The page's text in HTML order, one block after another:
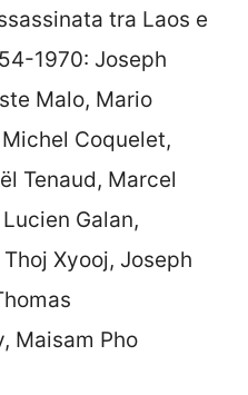
tra Laos e
1970: Joseph
Malo, Mario
Coquelet,
Tenaud, Marcel
Galan,
Xyooj, Joseph
Maisam Pho